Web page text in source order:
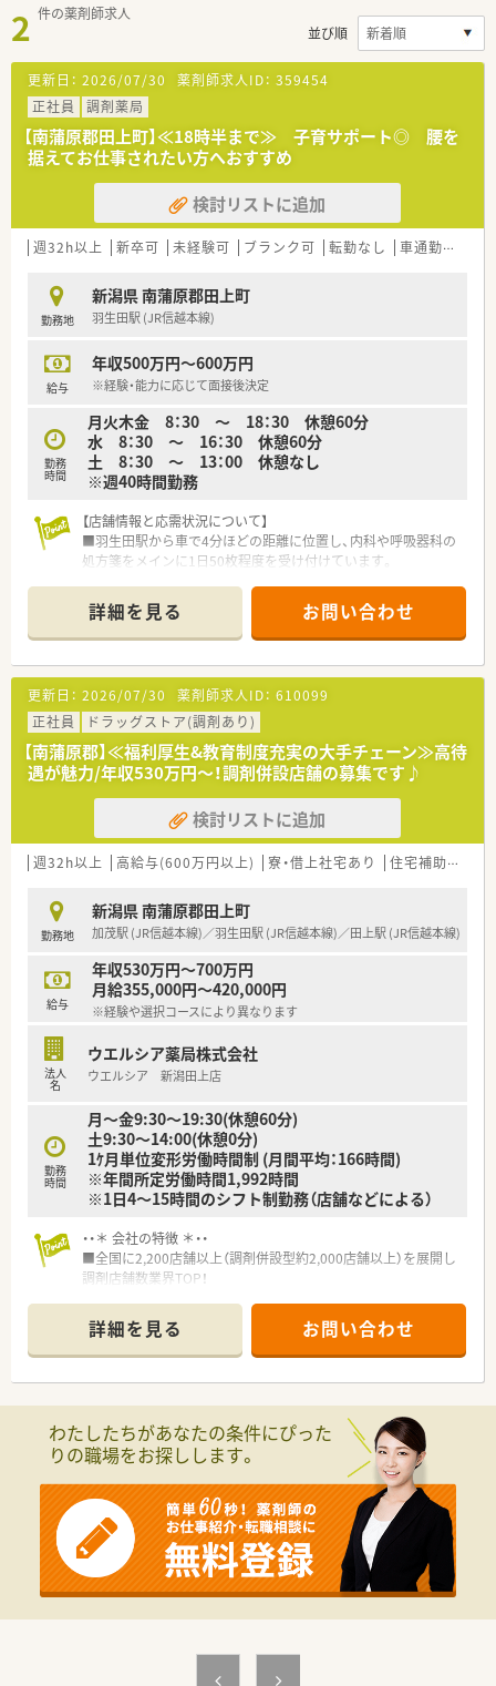
2 件の薬剤師求人
並び順
更新日： 2026/07/30 薬剤師求人ID： 359454
正社員
調剤薬局
【南蒲原郡田上町】≪18時半まで≫ 子育サポート◎ 腰を
据えてお仕事されたい方へおすすめ
検討リストに追加
週32h以上 新卒可 未経験可 ブランク可 転勤なし 車通勤可
勤務地
新潟県 南蒲原郡田上町
羽生田駅 (JR信越本線)
給与
年収500万円～600万円
※経験・能力に応じて面接後決定
勤務
時間
月火木金 8：30 ～ 18：30 休憩60分
水 8：30 ～ 16：30 休憩60分
土 8：30 ～ 13：00 休憩なし
※週40時間勤務
【店舗情報と応需状況について】
■羽生田駅から車で4分ほどの距離に位置し、内科や呼吸器科の
処方箋をメインに1日50枚程度を受け付けています。
あり、密な連携を通じて質の高い医療提供を目指しています。
■近隣地域に根ざした薬局として、セルフメディケーションの相
談や地域の健康づくりにも積極的に関わっている店舗です。
【募集背景と求める人物像について】
■薬剤師の平均年齢が上昇しており、次世代へのスムーズな世代
交代を見据えて20代から30代の若手を募集しています。
■患者様やスタッフ同士のコミュニケーションを大切に考え、協
調性を持って日々の業務に取り組める方を求めています。
■少なくとも10年以上は腰を据えて働きたいという意向をお持
ちで、安定した環境で成長を目指す方に最適な募集です。
【法人特徴について】
■新潟県が推進する男女共同参画推進企業に登録されており、性
■県内では珍しい漢方薬専門の薬局を運営しており、希望すれば
東洋医学に関する専門知識を深めることも可能な環境です。
■地域の子どもたちを応援するプロジェクトに参画しており、保
育園での読み聞かせなどの社会貢献活動にも注力しています。
【想定されるキャリアイメージ】
■新入薬剤師研修では実務だけでなくビジネスマナーも学べる
■中堅層にはリーダー研修などのキャリアアップ支援があり、将
来の店舗責任者候補として着実に経験を積める環境です。
し、常に最新の医療情報をアップデートし続けられます。
詳細を見る お問い合わせ
更新日： 2026/07/30 薬剤師求人ID： 610099
正社員
ドラッグストア(調剤あり)
【南蒲原郡】≪福利厚生&教育制度充実の大手チェーン≫高待
遇が魅力/年収530万円～！調剤併設店舗の募集です♪
検討リストに追加
週32h以上 高給与(600万円以上) 寮・借上社宅あり 住宅補助(手当)あり
勤務地
新潟県 南蒲原郡田上町
加茂駅 (JR信越本線)／羽生田駅 (JR信越本線)／田上駅 (JR信越本線)
給与
年収530万円～700万円
月給355,000円～420,000円
※経験や選択コースにより異なります
法人
名
ウエルシア薬局株式会社
ウエルシア 新潟田上店
勤務
時間
月～金9:30～19:30(休憩60分)
土9:30〜14:00(休憩0分)
1ｹ月単位変形労働時間制 (月間平均：166時間)
※年間所定労働時間1,992時間
※1日4～15時間のシフト制勤務（店舗などによる）
・・＊ 会社の特徴 ＊・・
■全国に2,200店舗以上（調剤併設型約2,000店舗以上）を展開し
調剤店舗数業界TOP！
頑張り次第で高給与も可能！
■経験や勤務コースによりますが、経験の少ない方でも500万前
半スタートと業界TOP水準！
■職種や職域に合わせ、豊富な社内研修や外部組織と連携した研
■薬剤師が中心の会社だからこそ活躍できるキャリアパスが多
種多様に用意されています。
■店舗拡大に伴い、エリアマネジャーや営業部長等のマネジメン
■在宅や教育等の専門性を活かせるスペシャリストを目指すこ
とも可能です。
■その他にも、管理部門や商品部門等の本社スタッフなど活動領
域は多種多様です。
■在宅実施店舗は年々増加しており、在宅医療へもしっかりと関
わる事ができます。
■育児休暇は3歳まで取得が可能で、時短制度は小学5年生まで
■年間休日が120日とワークライフバランスが整っています
■日用品から常備薬まで、従業員割引制度など嬉しいメリットも
詳細を見る お問い合わせ
わたしたちがあなたの条件にぴった
りの職場をお探しします。